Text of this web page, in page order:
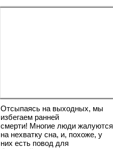
Отсыпаясь на выходных, мы
избегаем ранней
смерти! Многие люди жалуются
на нехватку сна, и, похоже, у
них есть повод для